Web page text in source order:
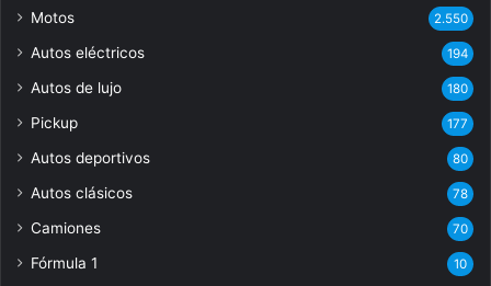
Motos 2.550
Autos eléctricos 194
Autos de lujo 180
Pickup 177
Autos deportivos 80
Autos clásicos 78
Camiones 70
Fórmula 1 10